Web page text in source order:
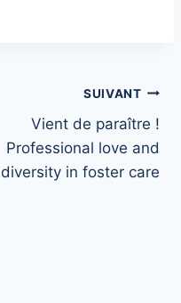
SUIVANT
Vient de paraître !
Professional love and
diversity in foster care